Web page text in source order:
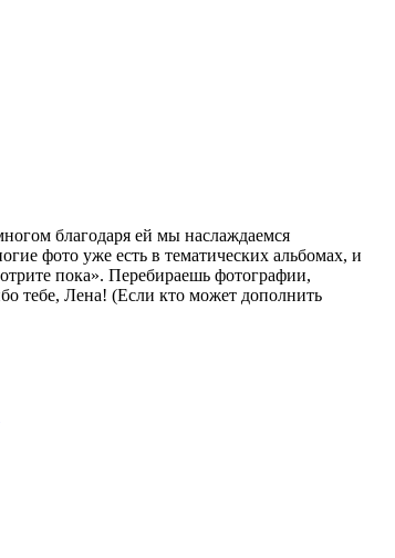
благодаря ей мы наслаждаемся
фото уже есть в тематических альбомах, и
пока». Перебираешь фотографии,
тебе, Лена! (Если кто может дополнить